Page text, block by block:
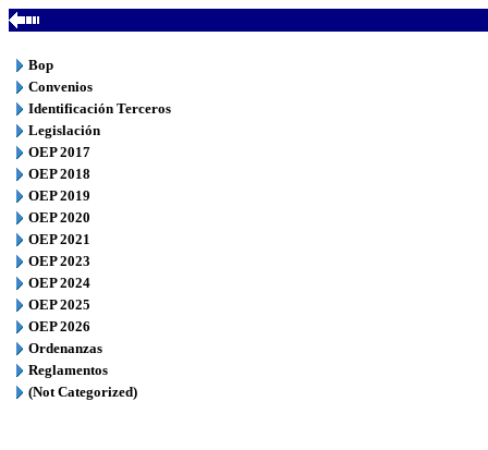
Bop
Convenios
Identificación Terceros
Legislación
OEP 2017
OEP 2018
OEP 2019
OEP 2020
OEP 2021
OEP 2023
OEP 2024
OEP 2025
OEP 2026
Ordenanzas
Reglamentos
(Not Categorized)